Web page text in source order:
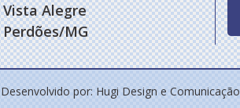
Vista Alegre
Perdões/MG
por: Hugi Design e Comunicação